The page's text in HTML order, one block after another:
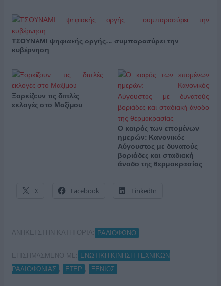
ΤΣΟΥΝΑΜΙ ψηφιακής οργής… συμπαρασύρει την
κυβέρνηση
Ξορκίζουν τις διπλές
εκλογές στο Μαξίμου
Ο καιρός των επομένων
ημερών: Κανονικός
Αύγουστος με δυνατούς
βοριάδες και σταδιακή
άνοδο της θερμοκρασίας
X Facebook LinkedIn
ΑΝΗΚΕΙ ΣΤΗΝ ΚΑΤΗΓΟΡΙΑ: ΡΑΔΙΟΦΩΝΟ
ΕΠΙΣΗΜΑΣΜΕΝΟ ΜΕ:
ΕΝΩΤΙΚΗ ΚΙΝΗΣΗ ΤΕΧΝΙΚΩΝ
ΡΑΔΙΟΦΩΝΙΑΣ
ΕΤΕΡ ΞΕΝΙΟΣ